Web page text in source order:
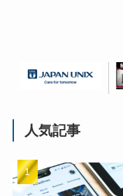
人気記事